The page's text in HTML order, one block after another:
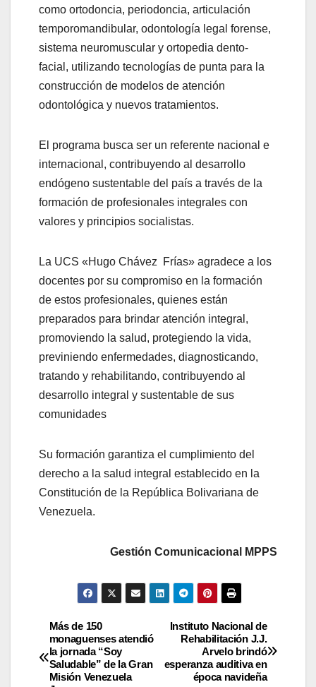
como ortodoncia, periodoncia, articulación
temporomandibular, odontología legal forense,
sistema neuromuscular y ortopedia dento-
facial, utilizando tecnologías de punta para la
construcción de modelos de atención
odontológica y nuevos tratamientos.
El programa busca ser un referente nacional e
internacional, contribuyendo al desarrollo
endógeno sustentable del país a través de la
formación de profesionales integrales con
valores y principios socialistas.
La UCS «Hugo Chávez Frías» agradece a los
docentes por su compromiso en la formación
de estos profesionales, quienes están
preparados para brindar atención integral,
promoviendo la salud, protegiendo la vida,
previniendo enfermedades, diagnosticando,
tratando y rehabilitando, contribuyendo al
desarrollo integral y sustentable de sus
comunidades
Su formación garantiza el cumplimiento del
derecho a la salud integral establecido en la
Constitución de la República Bolivariana de
Venezuela.
Gestión Comunicacional MPPS
Instituto Nacional de
Rehabilitación J.J.
Arvelo brindó
esperanza auditiva en
época navideña
Más de 150
monaguenses atendió
la jornada “Soy
Saludable” de la Gran
Misión Venezuela